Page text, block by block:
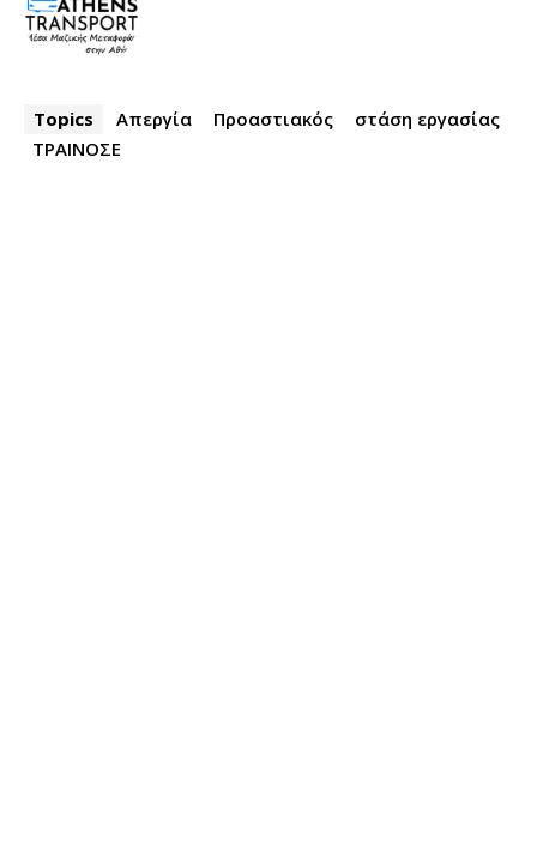
Topics Απεργία Προαστιακός
στάση εργασίας
ΤΡΑΙΝΟΣΕ